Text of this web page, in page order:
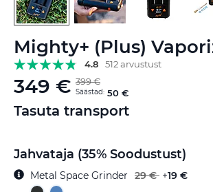
Mighty+ (Plus)
4.8 512 arvustust
349 € 399 €
Säästad: 50 €
Tasuta transport
Jahvataja (35% Soodustust)
Metal Space Grinder 29 € +19 €
to
the
beginning
of
images